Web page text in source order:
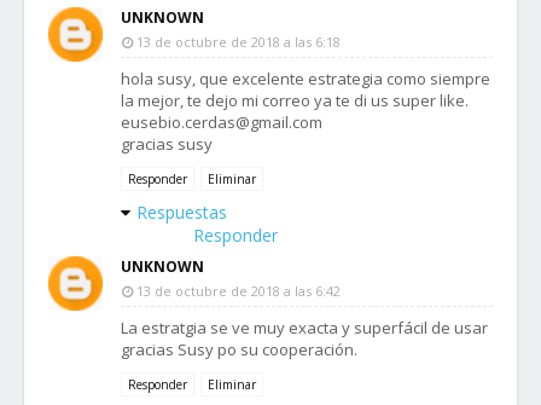
UNKNOWN
13 de octubre de 2018 a las 6:18
hola susy, que excelente estrategia como siempre
la mejor, te dejo mi correo ya te di us super like.
eusebio.cerdas@gmail.com
gracias susy
Responder Eliminar
Respuestas
Responder
UNKNOWN
13 de octubre de 2018 a las 6:42
La estratgia se ve muy exacta y superfácil de usar
gracias Susy po su cooperación.
Responder Eliminar